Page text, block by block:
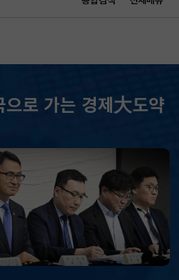
으로 가는 경제大도약
6258.77 37.61(하락)
3.746 0.004(상승)
1410.6000 13.2000(하락)
6258.77 37.61(하락)
798.81 2.86(하락)